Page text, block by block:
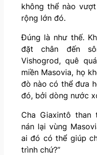
không thể nào
rộng lớn đó.
Đúng là như thế.
đặt chân đến
Vishogrod, quê
miền Masovia, họ
đò nào có thể đưa
đó, bởi dòng nước
Cha Giaxintô than
nán lại vùng
ai đó có thể giúp
trình chứ?”